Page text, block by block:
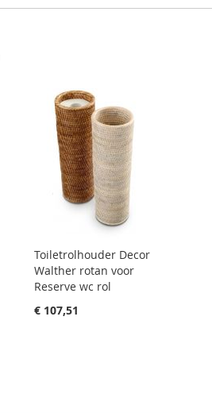
Toiletrolhouder Decor
Walther rotan voor
Reserve wc rol
€ 107,51